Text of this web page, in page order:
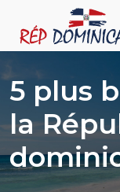
5 plus
la